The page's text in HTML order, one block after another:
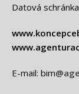
Datová
E-mail: bim